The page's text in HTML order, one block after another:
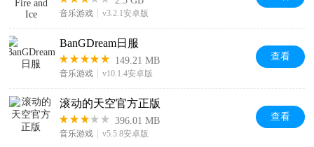
音乐游戏 v3.2.1安卓版
BanGDream日服
149.21 MB
音乐游戏 v10.1.4安卓版
查看
滚动的天空官方正版
396.01 MB
音乐游戏 v5.5.8安卓版
查看